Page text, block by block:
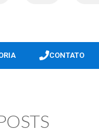
CONTATO